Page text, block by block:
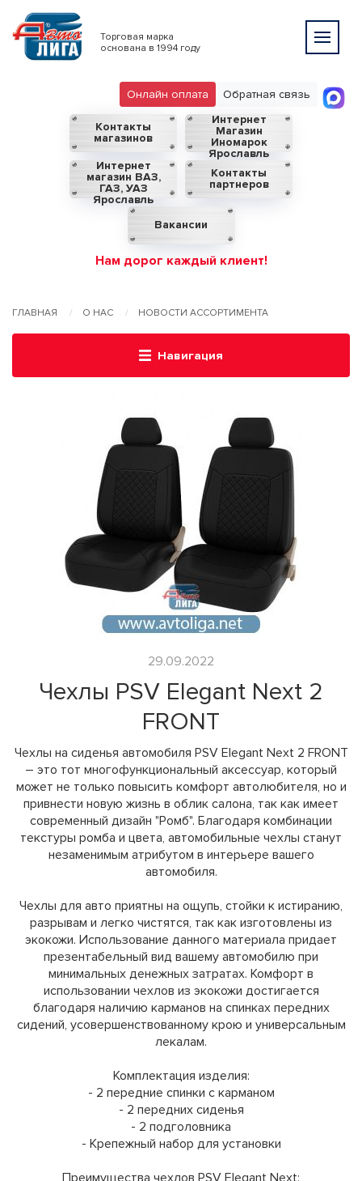
Торговая марка
основана в 1994 году
Обратная связь
Онлайн оплата
Контакты
магазинов
Интернет
Магазин
Иномарок
Ярославль
Интернет
магазин ВАЗ,
ГАЗ, УАЗ
Ярославль
Контакты
партнеров
Вакансии
Нам дорог каждый клиент!
ГЛАВНАЯ О НАС НОВОСТИ АССОРТИМЕНТА
Навигация
29.09.2022
Чехлы PSV Elegant Next 2
FRONT
Чехлы на сиденья автомобиля PSV Elegant Next 2 FRONT
– это тот многофункциональный аксессуар, который
может не только повысить комфорт автолюбителя, но и
привнести новую жизнь в облик салона, так как имеет
современный дизайн "Ромб". Благодаря комбинации
текстуры ромба и цвета, автомобильные чехлы станут
незаменимым атрибутом в интерьере вашего
автомобиля.
Чехлы для авто приятны на ощупь, стойки к истиранию,
разрывам и легко чистятся, так как изготовлены из
экокожи. Использование данного материала придает
презентабельный вид вашему автомобилю при
минимальных денежных затратах. Комфорт в
использовании чехлов из экокожи достигается
благодаря наличию карманов на спинках передних
сидений, усовершенствованному крою и универсальным
лекалам.
Комплектация изделия:
- 2 передние спинки с карманом
- 2 передних сиденья
- 2 подголовника
- Крепежный набор для установки
Преимущества чехлов PSV Elegant Next: